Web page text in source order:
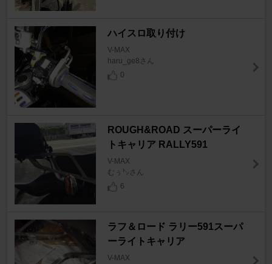
ハイスロ取り付け
V-MAX
haru_ge8さん
0
ROUGH&ROAD スーパーライ
トキャリア RALLY591
V-MAX
むぅ㌧さん
6
ラフ＆ロード ラリー591スーパ
ーライトキャリア
V-MAX